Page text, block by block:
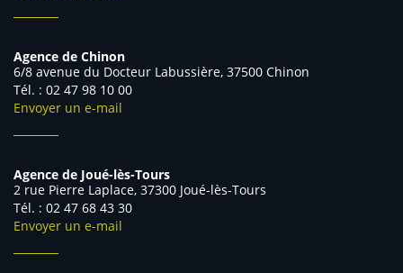
Agence de Chinon
6/8 avenue du Docteur Labussière, 37500 Chinon
Tél. : 02 47 98 10 00
Envoyer un e-mail
Agence de Joué-lès-Tours
2 rue Pierre Laplace, 37300 Joué-lès-Tours
Tél. : 02 47 68 43 30
Envoyer un e-mail